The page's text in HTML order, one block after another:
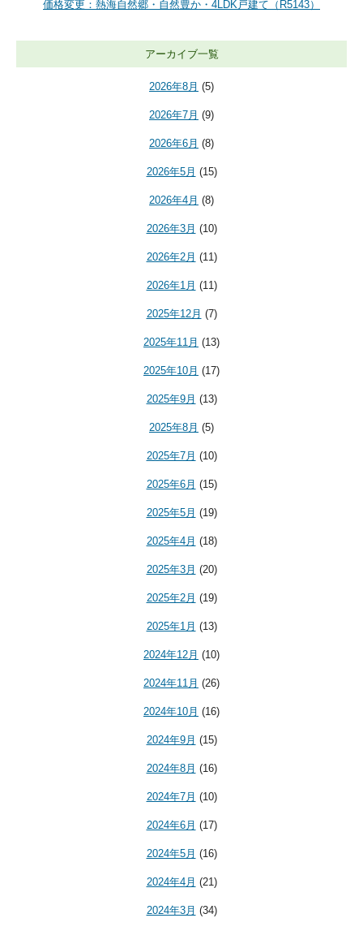
価格変更：熱海自然郷・自然豊か・4LDK戸建て（R5143）
アーカイブ一覧
2026年8月 (5)
2026年7月 (9)
2026年6月 (8)
2026年5月 (15)
2026年4月 (8)
2026年3月 (10)
2026年2月 (11)
2026年1月 (11)
2025年12月 (7)
2025年11月 (13)
2025年10月 (17)
2025年9月 (13)
2025年8月 (5)
2025年7月 (10)
2025年6月 (15)
2025年5月 (19)
2025年4月 (18)
2025年3月 (20)
2025年2月 (19)
2025年1月 (13)
2024年12月 (10)
2024年11月 (26)
2024年10月 (16)
2024年9月 (15)
2024年8月 (16)
2024年7月 (10)
2024年6月 (17)
2024年5月 (16)
2024年4月 (21)
2024年3月 (34)